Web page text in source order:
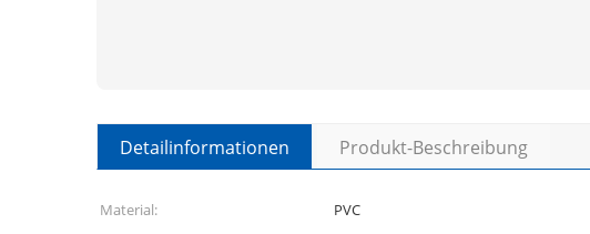
Detailinformationen Produkt-Beschreibung
Material: PVC